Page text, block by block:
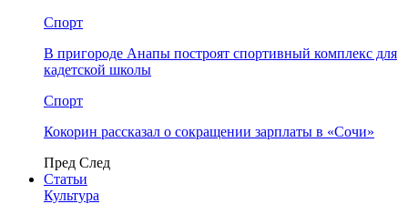
Спорт
В пригороде Анапы построят спортивный комплекс для
кадетской школы
Спорт
Кокорин рассказал о сокращении зарплаты в «Сочи»
Пред След
Статьи
Культура